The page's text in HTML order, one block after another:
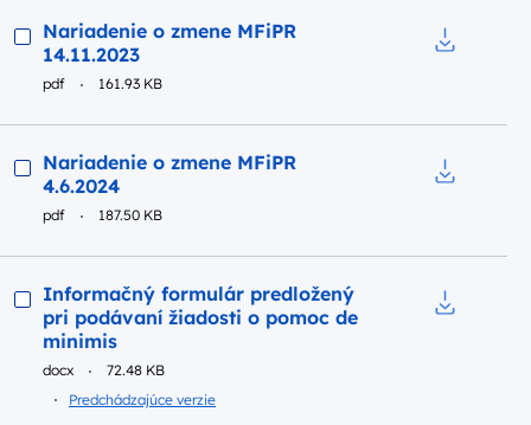
Podgląd
Nariadenie o zmene MFiPR
14.11.2023
pdf 161.93 KB
Podgląd
Nariadenie o zmene MFiPR
4.6.2024
pdf 187.50 KB
Podgląd
Informačný formulár predložený
pri podávaní žiadosti o pomoc de
minimis
docx
72.48 KB
Predchádzajúce verzie